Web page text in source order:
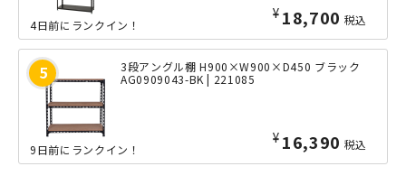
¥ 18,700 税込
4日前にランクイン！
3段アングル棚 H900×W900×D450 ブラック
AG0909043-BK | 221085
¥ 16,390 税込
9日前にランクイン！